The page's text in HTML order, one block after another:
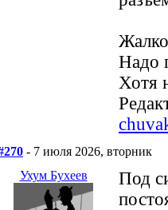
Надо
Хотя
- 7 июля 2026, вторник
Ухум Бухеев
Под